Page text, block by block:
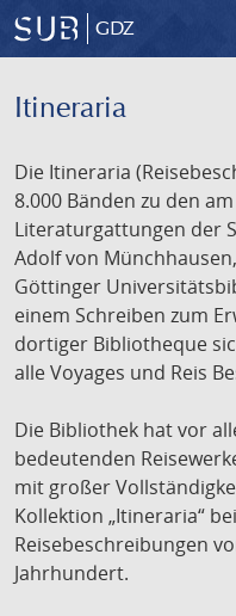
GDZ
Itineraria
Die Itineraria
8.000 Bänden zu den
Literaturgattungen der
Adolf von
Göttinger
einem Schreiben zum
dortiger Bibliotheque
alle Voyages und Reis
Die Bibliothek hat vor
bedeutenden
mit großer
Kollektion „Itineraria“
Reisebeschreibungen
Jahrhundert.